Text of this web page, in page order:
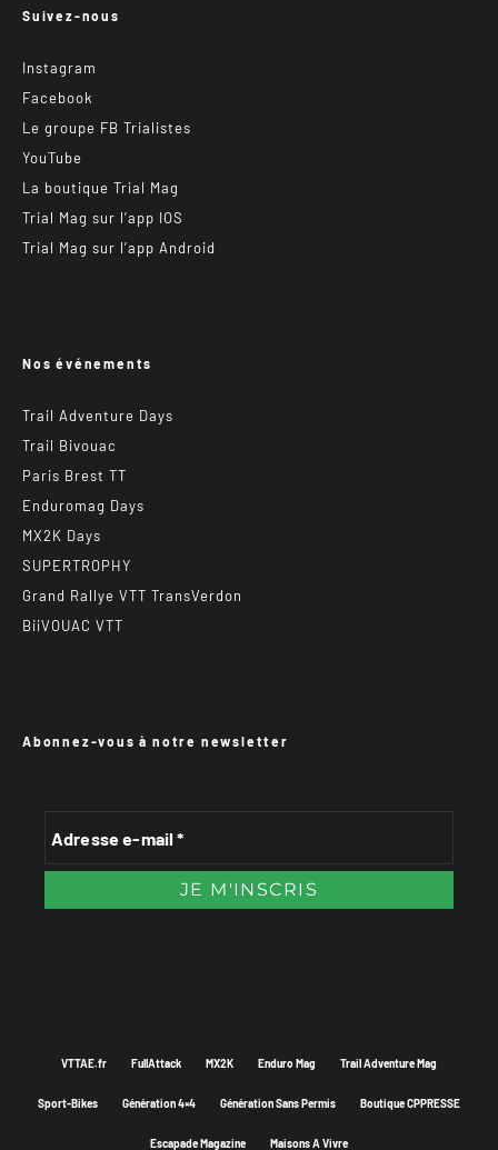
Suivez-nous
Instagram
Facebook
Le groupe FB Trialistes
YouTube
La boutique Trial Mag
Trial Mag sur l’app IOS
Trial Mag sur l’app Android
Nos événements
Trail Adventure Days
Trail Bivouac
Paris Brest TT
Enduromag Days
MX2K Days
SUPERTROPHY
Grand Rallye VTT TransVerdon
BiiVOUAC VTT
Abonnez-vous à notre newsletter
VTTAE.fr FullAttack MX2K Enduro Mag Trail Adventure Mag
Sport-Bikes Génération 4×4 Génération Sans Permis Boutique CPPRESSE
Escapade Magazine Maisons A Vivre